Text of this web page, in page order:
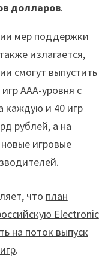
долларов.
мер поддержки
излагается,
смогут выпустить
AAA-уровня с
каждую и 40 игр
рублей, а на
игровые
что план
Electronic
на поток выпуск
.